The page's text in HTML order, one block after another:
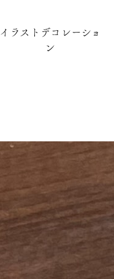
イラストデコレーショ
ン